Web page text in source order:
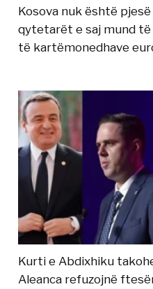
Kosova nuk është
qytetarët e saj mund
të kartëmonedhave
Kurti e Abdixhiku
Aleanca refuzojnë